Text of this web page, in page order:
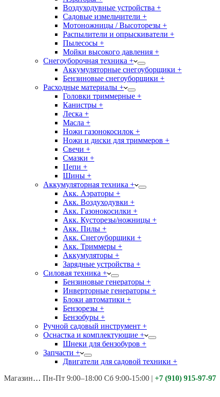
Воздуходувные устройства +
Садовые измельчители +
Мотоножницы / Высоторезы +
Распылители и опрыскиватели +
Пылесосы +
Мойки высокого давления +
Снегоуборочная техника +
Аккумуляторные снегоуборщики +
Бензиновые снегоуборщики +
Расходные материалы +
Головки триммерные +
Канистры +
Леска +
Масла +
Ножи газонокосилок +
Ножи и диски для триммеров +
Свечи +
Смазки +
Цепи +
Шины +
Аккумуляторная техника +
Акк. Аэраторы +
Акк. Воздуходувки +
Акк. Газонокосилки +
Акк. Кусторезы/ножницы +
Акк. Пилы +
Акк. Снегоуборщики +
Акк. Триммеры +
Аккумуляторы +
Зарядные устройства +
Силовая техника +
Бензиновые генераторы +
Инверторные генераторы +
Блоки автоматики +
Бензорезы +
Бензобуры +
Ручной садовый инструмент +
Оснастка и комплектующие +
Шнеки для бензобуров +
Запчасти +
Двигатели для садовой техники +
Магазины: Калуга ул. Московская д.113
Пн-Пт 9:00–18:00 Сб 9:00-15:00 | +7 (910) 915-97-97